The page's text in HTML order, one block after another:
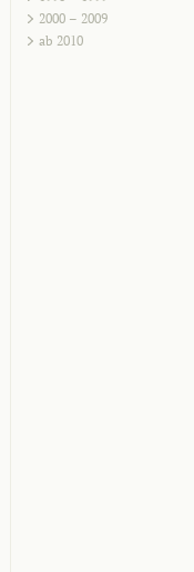
2000 – 2009
ab 2010